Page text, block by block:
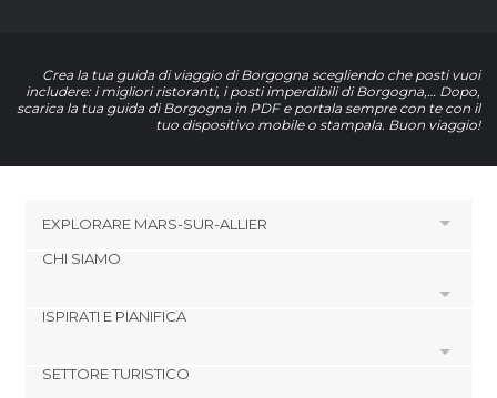
Crea la tua guida di viaggio di Borgogna scegliendo che posti vuoi
includere: i migliori ristoranti, i posti imperdibili di Borgogna,… Dopo,
scarica la tua guida di Borgogna in PDF e portala sempre con te con il
tuo dispositivo mobile o stampala. Buon viaggio!
EXPLORARE MARS-SUR-ALLIER
Hotel a Mornay-sur-Allier
Hotel a Magny-Cours
CHI SIAMO
Cookies
ISPIRATI E PIANIFICA
footer@item_discovertips_anchor
SETTORE TURISTICO